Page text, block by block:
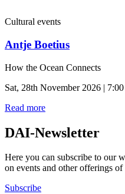
Cultural events
Antje Boetius
How the Ocean Connects
Sat, 28th November 2026 |
Read more
DAI-Newsletter
Here you can subscribe to our
on events and other offerings
Subscribe